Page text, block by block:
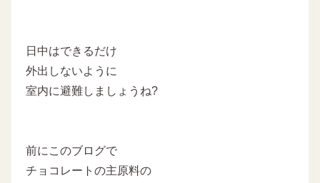
日中はできるだけ
外出しないように
室内に避難しましょうね?
前にこのブログで
チョコレートの主原料の